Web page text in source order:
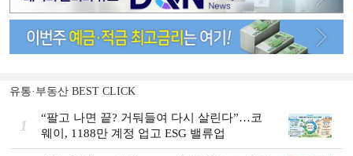
유통·부동산 BEST CLICK
1
“팔고 나면 끝? 거둬들여 다시 살린다”…코
웨이, 1188만 계정 업고 ESG 밸류업